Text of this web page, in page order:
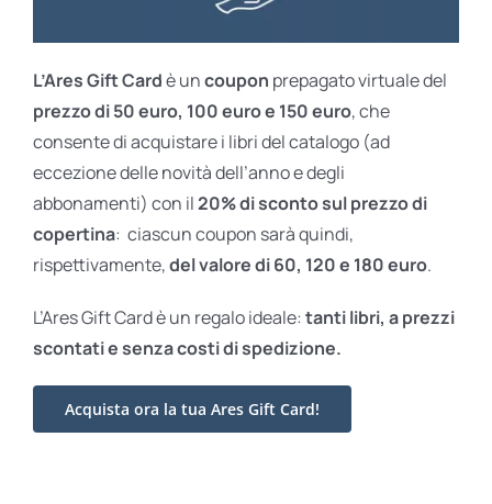
L’Ares Gift Cardè uncoupon prepagato virtuale del
prezzo di 50 euro, 100 euro e 150 euro, che
consente di acquistare i libri del catalogo (ad
eccezione delle novità dell’anno e degli
abbonamenti) con il20% di sconto sul prezzo di
copertina: ciascun coupon sarà quindi,
rispettivamente,del valore di 60, 120 e 180 euro.
L’Ares Gift Card è un regalo ideale: tanti libri, a prezzi
scontati esenza costi di spedizione.
Acquista ora la tua Ares Gift Card!